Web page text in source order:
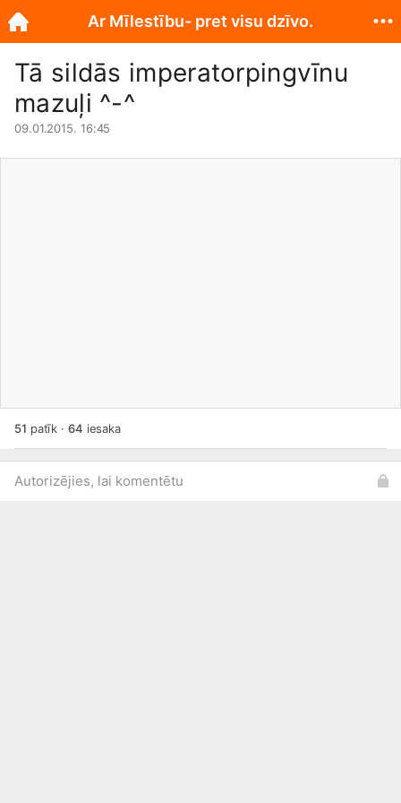
Tā sildās imperatorpingvīnu
mazuļi ^-^
09.01.2015. 16:45
51 patīk · 64 iesaka
Autorizējies, lai komentētu
Ar Mīlestību- pret visu dzīvo.